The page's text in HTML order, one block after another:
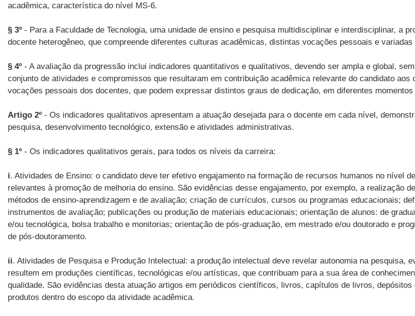
acadêmica, característica do nível MS-6.
§ 3º - Para a Faculdade de Tecnologia, uma unidade de ensino e pesquisa multidisciplinar e interdisciplinar, a
docente heterogêneo, que compreende diferentes culturas acadêmicas, distintas vocações pessoais e
§ 4º - A avaliação da progressão inclui indicadores quantitativos e qualitativos, devendo ser ampla e global,
conjunto de atividades e compromissos que resultaram em contribuição acadêmica relevante do candidato
vocações pessoais dos docentes, que podem expressar distintos graus de dedicação, em diferentes
Artigo 2º - Os indicadores qualitativos apresentam a atuação desejada para o docente em cada nível,
pesquisa, desenvolvimento tecnológico, extensão e atividades administrativas.
§ 1º - Os indicadores qualitativos gerais, para todos os níveis da carreira:
i. Atividades de Ensino: o candidato deve ter efetivo engajamento na formação de recursos humanos no nível
relevantes à promoção de melhoria do ensino. São evidências desse engajamento, por exemplo, a realização
métodos de ensino-aprendizagem e de avaliação; criação de currículos, cursos ou programas educacionais;
instrumentos de avaliação; publicações ou produção de materiais educacionais; orientação de alunos: de
e/ou tecnológica, bolsa trabalho e monitorias; orientação de pós-graduação, em mestrado e/ou doutorado e
de pós-doutoramento.
ii. Atividades de Pesquisa e Produção Intelectual: a produção intelectual deve revelar autonomia na pesquisa,
resultem em produções científicas, tecnológicas e/ou artísticas, que contribuam para a sua área de
qualidade. São evidências desta atuação artigos em periódicos científicos, livros, capítulos de livros,
produtos dentro do escopo da atividade acadêmica.